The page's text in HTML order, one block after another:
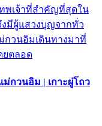
พเจ้าที่สำคัญที่สุดใน
มีผู้แสวงบุญจากทั่ว
กวนอิมเดินทางมาที่
ยตลอด
กวนอิม | เกาะผู่โถว